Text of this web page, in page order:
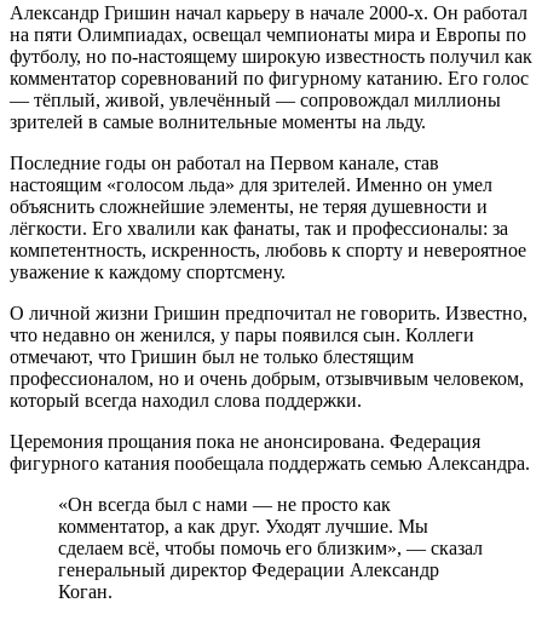
Александр Гришин начал карьеру в начале 2000-х. Он работал
на пяти Олимпиадах, освещал чемпионаты мира и Европы по
футболу, но по-настоящему широкую известность получил как
комментатор соревнований по фигурному катанию. Его голос
— тёплый, живой, увлечённый — сопровождал миллионы
зрителей в самые волнительные моменты на льду.
Последние годы он работал на Первом канале, став
настоящим «голосом льда» для зрителей. Именно он умел
объяснить сложнейшие элементы, не теряя душевности и
лёгкости. Его хвалили как фанаты, так и профессионалы: за
компетентность, искренность, любовь к спорту и невероятное
уважение к каждому спортсмену.
О личной жизни Гришин предпочитал не говорить. Известно,
что недавно он женился, у пары появился сын. Коллеги
отмечают, что Гришин был не только блестящим
профессионалом, но и очень добрым, отзывчивым человеком,
который всегда находил слова поддержки.
Церемония прощания пока не анонсирована. Федерация
фигурного катания пообещала поддержать семью Александра.
«Он всегда был с нами — не просто как
комментатор, а как друг. Уходят лучшие. Мы
сделаем всё, чтобы помочь его близким», — сказал
генеральный директор Федерации Александр
Коган.